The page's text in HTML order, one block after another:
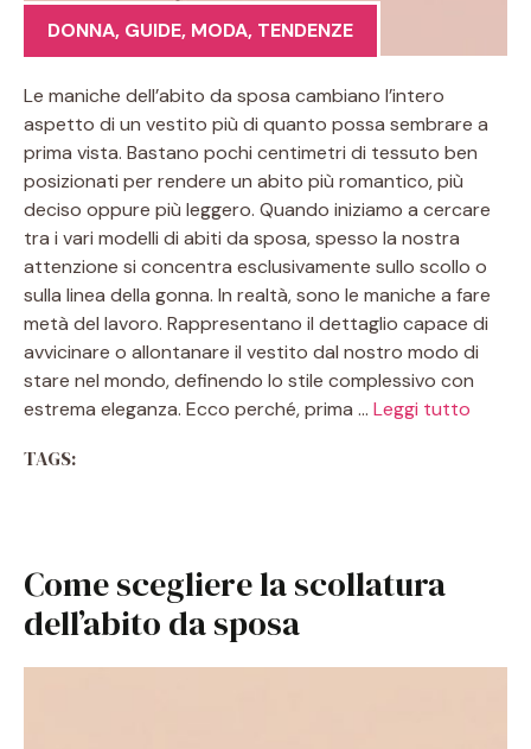
DONNA, GUIDE, MODA, TENDENZE
Le maniche dell’abito da sposa cambiano l’intero
aspetto di un vestito più di quanto possa sembrare a
prima vista. Bastano pochi centimetri di tessuto ben
posizionati per rendere un abito più romantico, più
deciso oppure più leggero. Quando iniziamo a cercare
tra i vari modelli di abiti da sposa, spesso la nostra
attenzione si concentra esclusivamente sullo scollo o
sulla linea della gonna. In realtà, sono le maniche a fare
metà del lavoro. Rappresentano il dettaglio capace di
avvicinare o allontanare il vestito dal nostro modo di
stare nel mondo, definendo lo stile complessivo con
estrema eleganza. Ecco perché, prima … Leggi tutto
TAGS:
Come scegliere la scollatura
dell’abito da sposa